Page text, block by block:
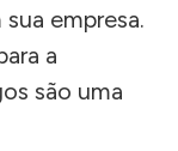
empresa.
a
são uma